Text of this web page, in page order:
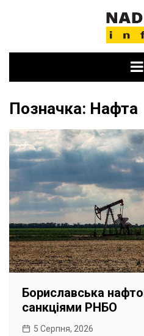
Позначка: Нафта
Бориславська
санкціями РНБО
5 Серпня, 2026